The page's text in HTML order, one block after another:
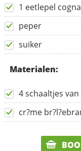
1 eetlepel
peper
suiker
Materialen:
4 schaaltjes
cr?me